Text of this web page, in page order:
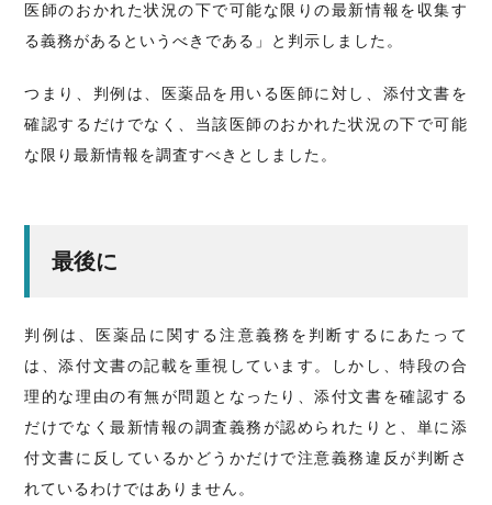
医師のおかれた状況の下で可能な限りの最新情報を収集す
る義務があるというべきである」と判示しました。
つまり、判例は、医薬品を用いる医師に対し、添付文書を
確認するだけでなく、当該医師のおかれた状況の下で可能
な限り最新情報を調査すべきとしました。
最後に
判例は、医薬品に関する注意義務を判断するにあたって
は、添付文書の記載を重視しています。しかし、特段の合
理的な理由の有無が問題となったり、添付文書を確認する
だけでなく最新情報の調査義務が認められたりと、単に添
付文書に反しているかどうかだけで注意義務違反が判断さ
れているわけではありません。